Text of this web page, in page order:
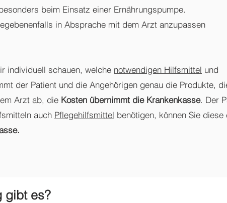
beim Einsatz einer Ernährungspumpe.
in Absprache mit dem Arzt anzupassen
individuell schauen, welche notwendigen Hilfsmittel und
der Patient und die Angehörigen genau die Produkte,
Arzt ab, die Kosten übernimmt die Krankenkasse. Der
auch Pflegehilfsmittel benötigen, können Sie diese
gibt es?